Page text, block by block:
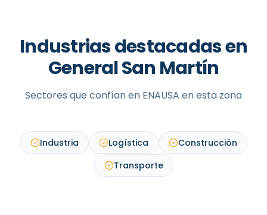
Industrias destacadas en
General San Martín
Sectores que confían en ENAUSA en esta zona
Industria Logística
Construcción
Transporte